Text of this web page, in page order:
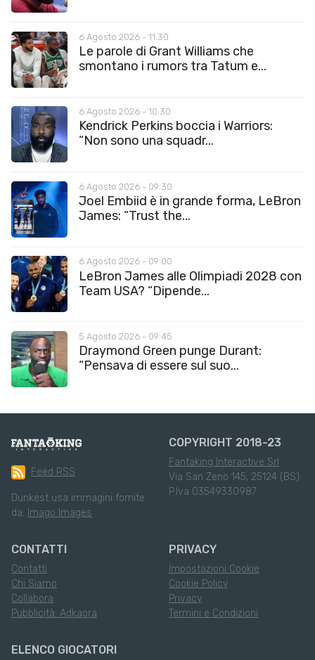
6 Agosto 2026 - 11:30
Le parole di Grant Williams che
smontano i rumors tra Tatum e...
6 Agosto 2026 - 10:30
Kendrick Perkins boccia i Warriors:
“Non sono una squadr...
6 Agosto 2026 - 09:30
Joel Embiid è in grande forma, LeBron
James: “Trust the...
6 Agosto 2026 - 09:00
LeBron James alle Olimpiadi 2028 con
Team USA? “Dipende...
5 Agosto 2026 - 09:45
Draymond Green punge Durant:
“Pensava di essere sul suo...
Feed RSS
Dunkest usa immagini fornite
da: Imago Images
COPYRIGHT 2018-23
Fantaking Interactive Srl
Via San Zeno 145, 25124 (BS)
P.Iva 03549330987
CONTATTI
Contatti
Chi Siamo
Collabora
Pubblicità: Adkaora
PRIVACY
Impostazioni Cookie
Cookie Policy
Privacy
Termini e Condizioni
ELENCO GIOCATORI